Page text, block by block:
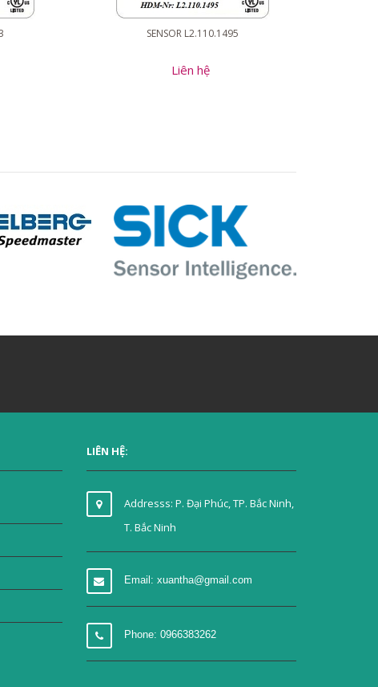
SENSOR L2.110.1495
Liên hệ
LIÊN HỆ:
Addresss: P. Đại Phúc, TP. Bắc Ninh,
T. Bắc Ninh
Email: xuantha@gmail.com
Phone: 0966383262